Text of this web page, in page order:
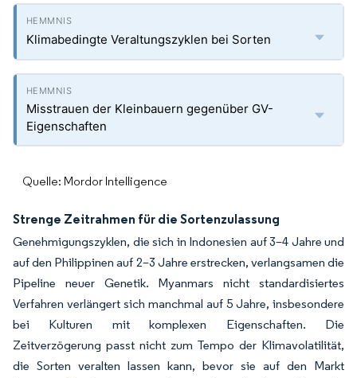
Klimabedingte Veraltungszyklen bei Sorten
Misstrauen der Kleinbauern gegenüber GV-
Eigenschaften
Quelle: Mordor Intelligence
Strenge Zeitrahmen für die Sortenzulassung
Genehmigungszyklen, die sich in Indonesien auf 3–4 Jahre und
auf den Philippinen auf 2–3 Jahre erstrecken, verlangsamen die
Pipeline neuer Genetik. Myanmars nicht standardisiertes
Verfahren verlängert sich manchmal auf 5 Jahre, insbesondere
bei Kulturen mit komplexen Eigenschaften. Die
Zeitverzögerung passt nicht zum Tempo der Klimavolatilität,
die Sorten veralten lassen kann, bevor sie auf den Markt